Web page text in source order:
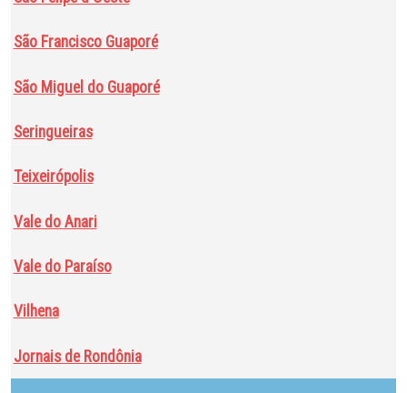
São Francisco Guaporé
São Miguel do Guaporé
Seringueiras
Teixeirópolis
Vale do Anari
Vale do Paraíso
Vilhena
Jornais de Rondônia